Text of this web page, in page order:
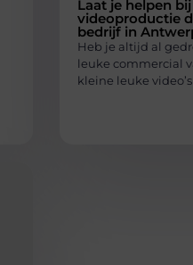
Laat je helpen
videoproductie
bedrijf in
Heb je altijd al
leuke commercial
kleine leuke